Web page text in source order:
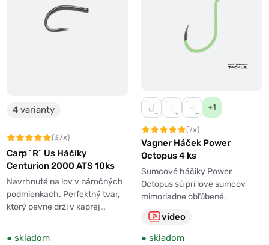
4 varianty
(37x)
Carp ´R´ Us Háčiky
Centurion 2000 ATS 10ks
Navrhnuté na lov v náročných
podmienkach. Perfektný tvar,
ktorý pevne drží v kaprej…
● skladom
+1
(7x)
Vagner Háček Power
Octopus 4 ks
Sumcové háčiky Power
Octopus sú pri love sumcov
mimoriadne obľúbené.
video
● skladom